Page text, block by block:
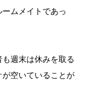
ームメイトであっ
週末は休みを取る
空いていることが